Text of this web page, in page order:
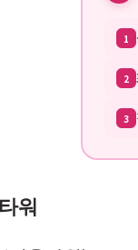
1
2
3
워